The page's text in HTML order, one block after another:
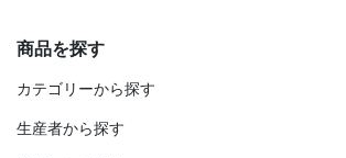
商品を探す
カテゴリーから探す
生産者から探す